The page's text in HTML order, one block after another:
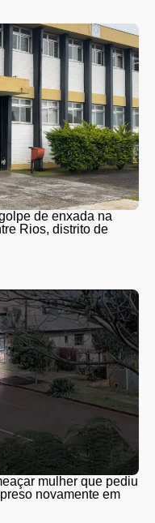
de enxada na
Rios, distrito de
mulher que pediu
novamente em